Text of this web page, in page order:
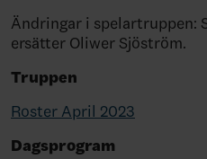
Ändringar i spelartruppen:
ersätter Oliwer Sjöström.
Truppen
Roster April 2023
Dagsprogram